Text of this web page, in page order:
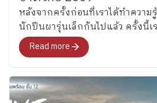
หลังจากครั้งก่อนที่เราได้ทำควา
นักปีนผารุ่นเล็กกันไปแล้ว ครั้งนี้เ
คนโต ซึ่งล่าสุดได้รับการคัดเลือก
ผาเยาวชนทีมชาติไทย รุ่นอายุไม่เกิ
เรือนงาม นักเรียนชั้น 6 โรงเรียน
Read more